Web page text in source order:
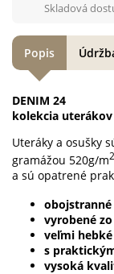
Skladová
DENIM 24
kolekcia
Uteráky a osušky
gramážou 520g/m2
a sú opatrené
vyrobené
veľmi
s
vysoká
Popis